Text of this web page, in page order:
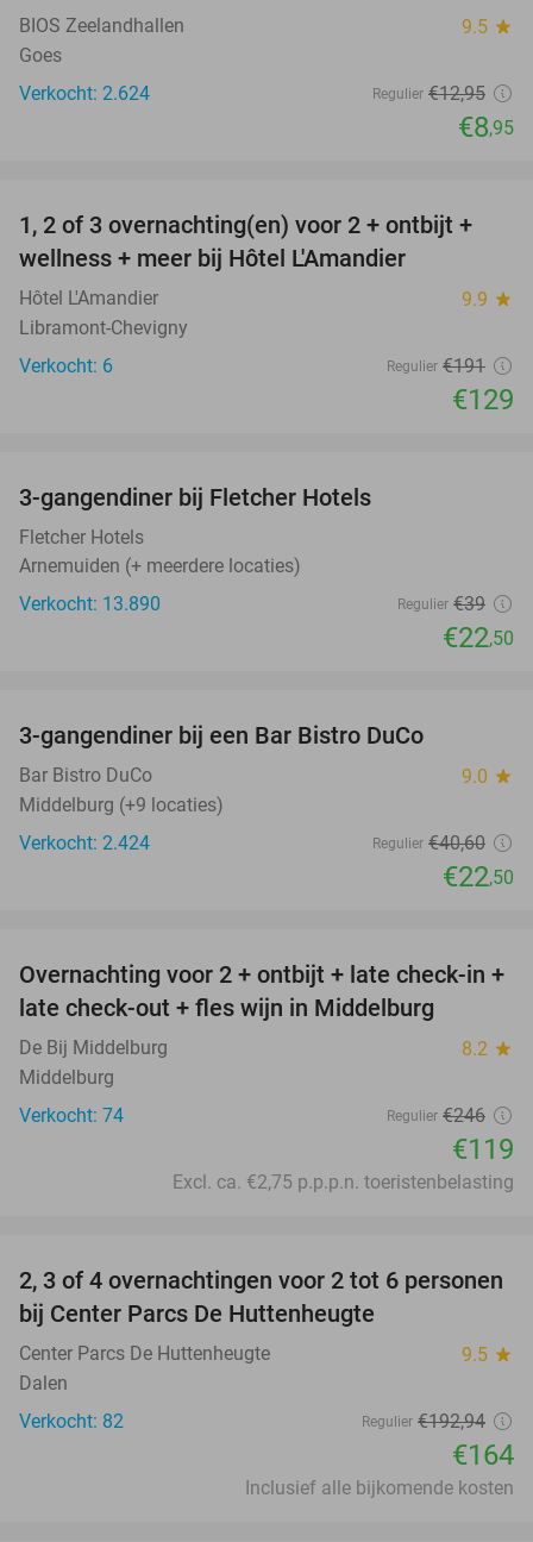
BIOS Zeelandhallen 9.5 star
Goes
Verkocht: 2.624
Regulier €12,95
€8,95
32%
TODAY
1, 2 of 3 overnachting(en) voor 2 + ontbijt +
wellness + meer bij Hôtel L'Amandier
Hôtel L'Amandier 9.9 star
Libramont-Chevigny
Verkocht: 6
Regulier €191
€129
3-gangendiner bij Fletcher Hotels
Fletcher Hotels
Arnemuiden (+ meerdere locaties)
Verkocht: 13.890
Regulier €39
€22,50
3-gangendiner bij een Bar Bistro DuCo
Bar Bistro DuCo 9.0 star
Middelburg (+9 locaties)
Verkocht: 2.424
Regulier €40,60
€22,50
52%
Overnachting voor 2 + ontbijt + late check-in +
late check-out + fles wijn in Middelburg
De Bij Middelburg 8.2 star
Middelburg
Verkocht: 74
Regulier €246
€119
Excl. ca. €2,75 p.p.p.n. toeristenbelasting
15%
2, 3 of 4 overnachtingen voor 2 tot 6 personen
bij Center Parcs De Huttenheugte
Center Parcs De Huttenheugte 9.5 star
Dalen
Verkocht: 82
Regulier €192,94
€164
Inclusief alle bijkomende kosten